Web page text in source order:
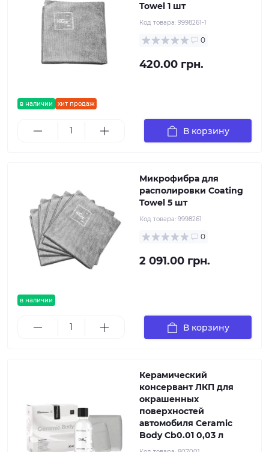
в наличии хит продаж
Towel 1 шт
Код товара: 9998261-1
0
420.00 грн.
В корзину
в наличии
Микрофибра для
располировки Coating
Towel 5 шт
Код товара: 9998261
0
2 091.00 грн.
В корзину
Керамический
консервант ЛКП для
окрашенных
поверхностей
автомобиля Ceramic
Body Cb0.01 0,03 л